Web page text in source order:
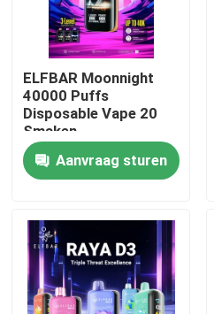
Thuis
Videos
ELFBAR Moonnight
40000 Puffs
Disposable Vape 20
Smaken
Aanvraag sturen